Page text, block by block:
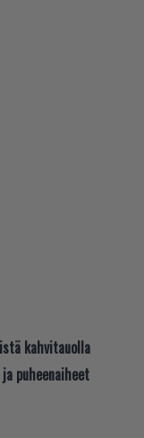
kahvitauolla
puheenaiheet